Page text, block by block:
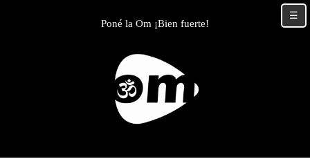
Poné la Om ¡Bien fuerte!
☰